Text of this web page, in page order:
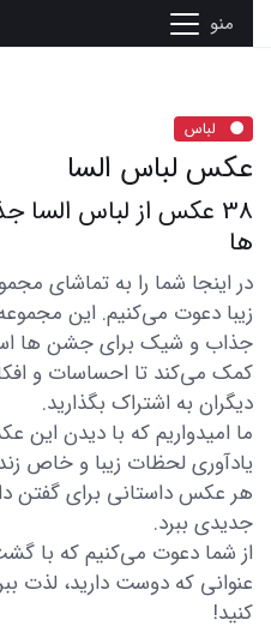
منو
لباس
عکس لباس السا
38 عکس از لباس
ها
در اینجا شما را به تماشای
جذاب و شیک برای جشن ها
کمک می‌کند تا احساسات و
دیگران به اشتراک بگذارید.
ما امیدواریم که با دیدن این
یادآوری لحظات زیبا و خاص
هر عکس داستانی برای گفتن
جدیدی ببرد.
از شما دعوت می‌کنیم که با
عنوانی که دوست دارید، لذت
کنید!